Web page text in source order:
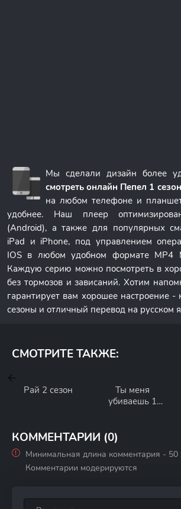
Мы сделали дизайн более
смотреть онлайн Пепел 1 сезон
на любом телефоне и
удобнее. Наш плеер
(Android), а также для популярных
iPad и iPhone, под управлением
IOS в любом удобном формате MP4
Каждую серию можно посмотреть в
без тормозов и зависаний. Хотим
гарантирует вам хорошее настроение -
сезоны и отличный перевод на русском
СМОТРИТЕ ТАКЖЕ:
Рай 2 сезон
Ты меня
убиваешь 1
КОММЕНТАРИИ (0)
Минимальная длина комментария - 50
Комментарии модерируются